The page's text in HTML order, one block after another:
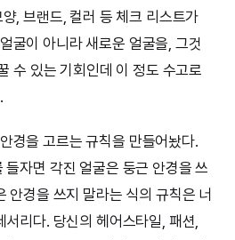
, 브랜드, 컬러 등 체크 리스트가
굴이 아니라 새로운 얼굴을, 그것
수 있는 기회인데 이 정도 수고로
경을 고르는 규칙을 만들어놨다.
자면 각진 얼굴은 둥근 안경을 쓰
안경을 쓰지 말라는 식의 규칙은 너
리다. 당신의 헤어스타일, 패션,